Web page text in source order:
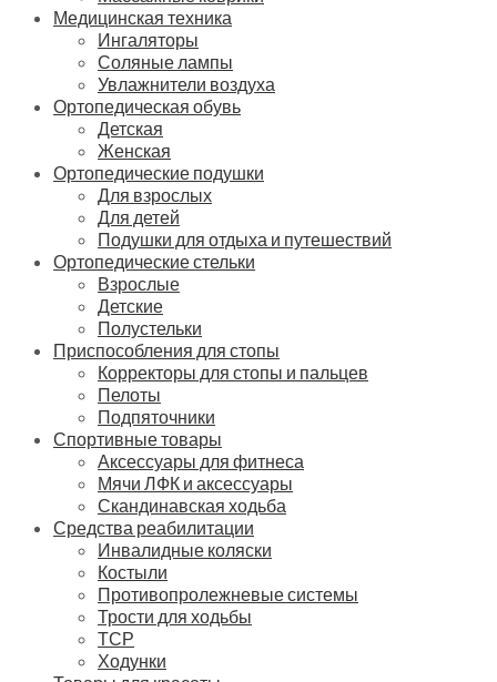
Медицинская техника
Ингаляторы
Соляные лампы
Увлажнители воздуха
Ортопедическая обувь
Детская
Женская
Ортопедические подушки
Для взрослых
Для детей
Подушки для отдыха и путешествий
Ортопедические стельки
Взрослые
Детские
Полустельки
Приспособления для стопы
Корректоры для стопы и пальцев
Пелоты
Подпяточники
Спортивные товары
Аксессуары для фитнеса
Мячи ЛФК и аксессуары
Скандинавская ходьба
Средства реабилитации
Инвалидные коляски
Костыли
Противопролежневые системы
Трости для ходьбы
ТСР
Ходунки